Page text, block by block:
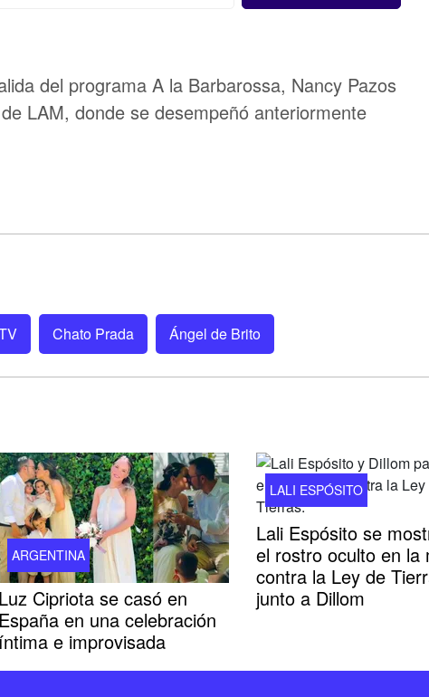
del programa A la Barbarossa, Nancy Pazos
LAM, donde se desempeñó anteriormente
Chato Prada Ángel de Brito
ARGENTINA
Luz Cipriota se casó en
España en una celebración
íntima e improvisada
LALI ESPÓSITO
Lali Espósito se
el rostro oculto en la
contra la Ley de
junto a Dillom